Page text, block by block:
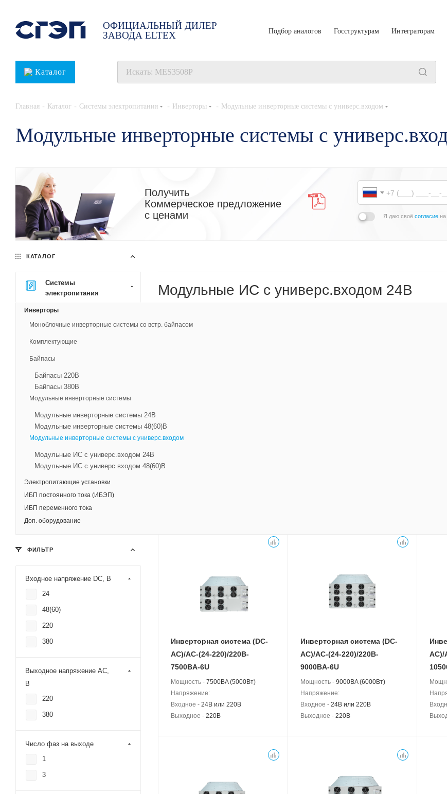
ОФИЦИАЛЬНЫЙ ДИЛЕР
ЗАВОДА ELTEX
Подбор аналогов Госструктурам Интеграторам
Каталог
Главная - Каталог - Системы электропитания - Инверторы - Модульные инверторные системы с универс.входом
Модульные инверторные системы с
Получить
Коммерческое предложение
с ценами
Я даю своё согласиена
Модульные ИС с универс.входом 24В
АС)/AC-(24-220)/220B-
Инверторная система (DC-
АС)/AC-(24-220)/220B-
7500BA-6U
Мощность - 7500BA (5000Вт)
Напряжение:
Входное - 24В или 220В
Выходное - 220В
Инверторная система (DC-
АС)/AC-(24-220)/220B-
9000BA-6U
Мощность - 9000BA (6000Вт)
Напряжение:
Входное - 24В или 220В
Выходное - 220В
АС)/
КАТАЛОГ
Системы
электропитания
Инверторы
Моноблочные инверторные системы со встр. байпасом
Комплектующие
Байпасы
Байпасы 220В
Байпасы 380В
Модульные инверторные системы
Модульные инверторные системы 24В
Модульные инверторные системы 48(60)В
Модульные инверторные системы с универс.входом
Модульные ИС с универс.входом 24В
Модульные ИС с универс.входом 48(60)В
Электропитающие установки
ИБП постоянного тока (ИБЭП)
ИБП переменного тока
Доп. оборудование
ФИЛЬТР
Входное напряжение DC, В
24
48(60)
220
380
Выходное напряжение AC,
В
220
380
Число фаз на выходе
1
3